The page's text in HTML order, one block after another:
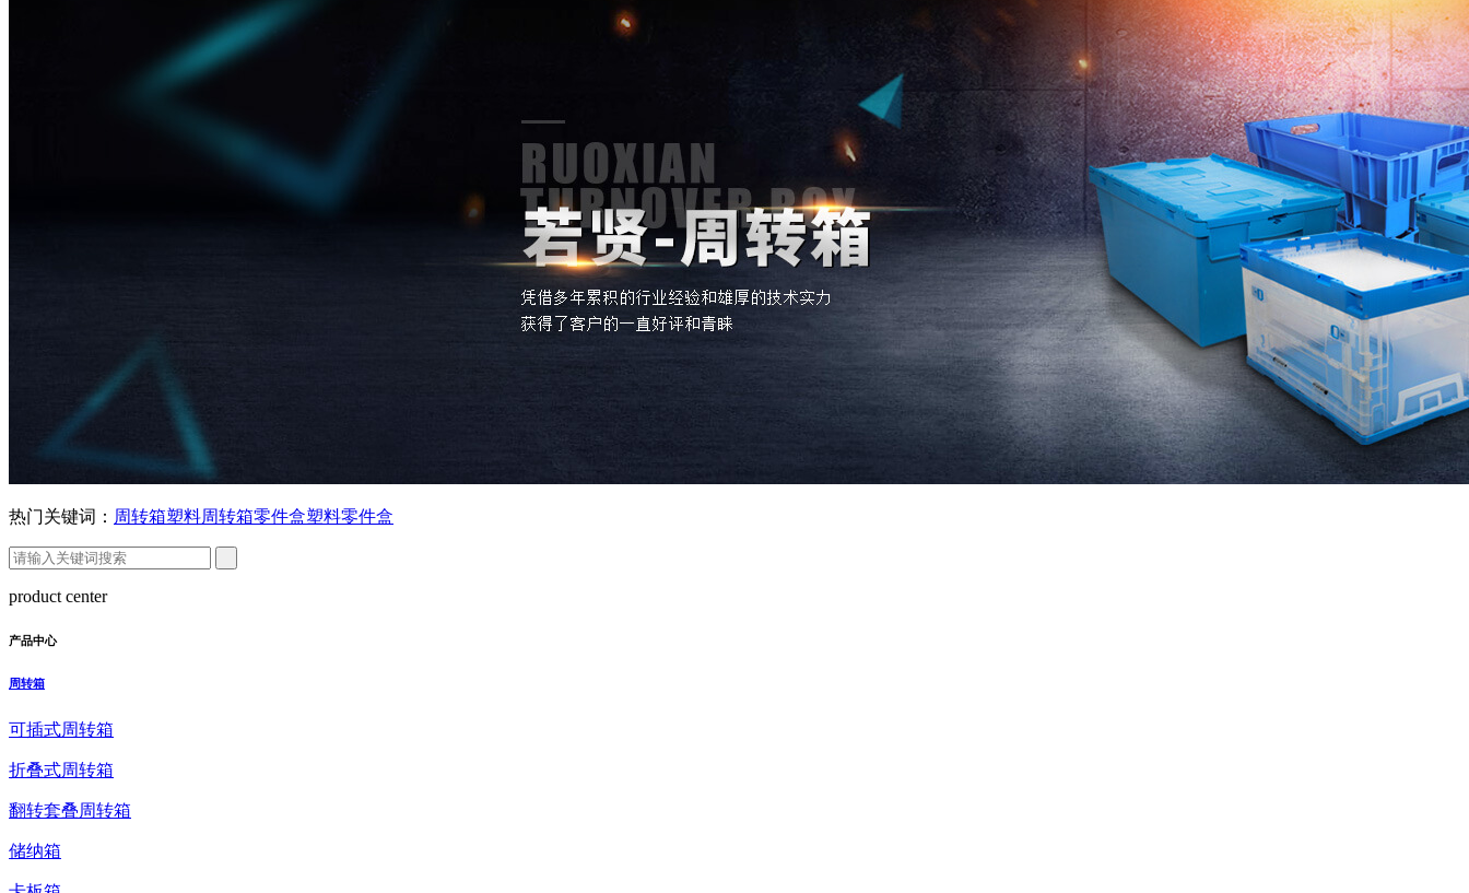
热门关键词： 周转箱塑料周转箱零件盒塑料零件盒
product center
产品中心
周转箱
可插式周转箱
折叠式周转箱
翻转套叠周转箱
储纳箱